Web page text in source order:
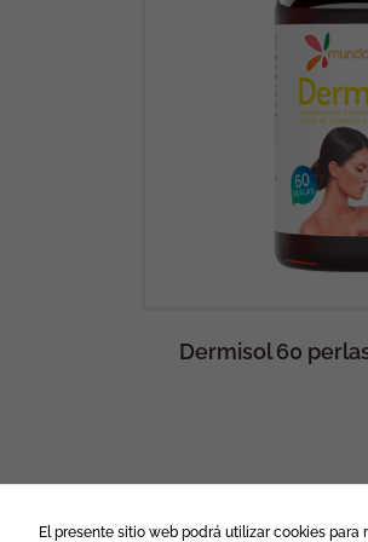
Dermisol 60
El presente sitio web podrá utilizar cookies